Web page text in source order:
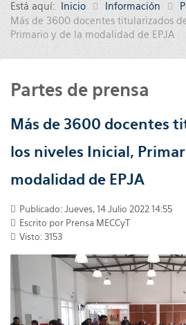
Está aquí: Inicio Información
Más de 3600 docentes titularizados
Primario y de la modalidad de EPJA
Partes de prensa
Más de 3600 docentes
los niveles Inicial,
modalidad de EPJA
Publicado: Jueves, 14 Julio 2022 14:55
Escrito por Prensa MECCyT
Visto: 3153